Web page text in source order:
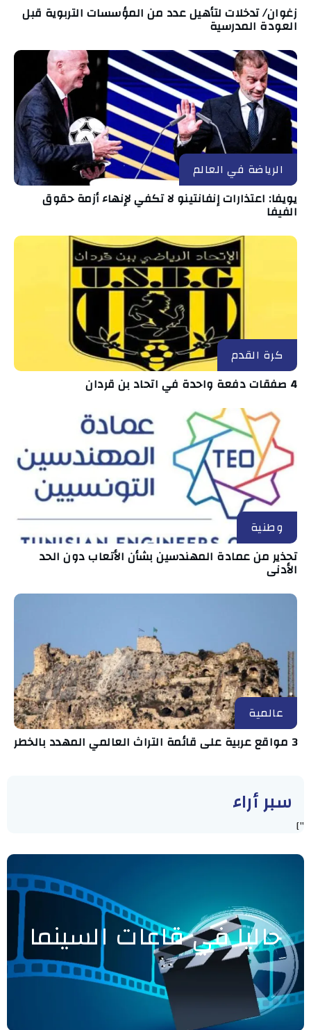
زغوان/ تدخلات لتأهيل عدد من المؤسسات التربوية قبل
العودة المدرسية
الرياضة في العالم
يويفا: اعتذارات إنفانتينو لا تكفي لإنهاء أزمة حقوق
الفيفا
كرة القدم
4 صفقات دفعة واحدة في اتحاد بن قردان
وطنية
تحذير من عمادة المهندسين بشأن الأتعاب دون الحد
الأدنى
عالمية
3 مواقع عربية على قائمة التراث العالمي المهدد بالخطر
سبر أراء
"]
حاليا في قاعات السينما